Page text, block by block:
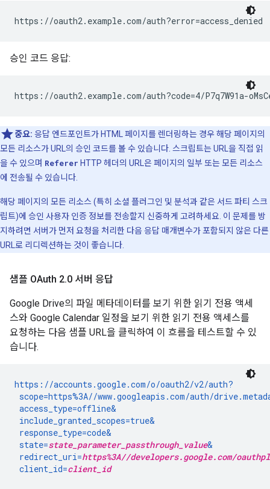
https://oauth2.example.com/auth?error=access_denied
승인 코드 응답:
https://oauth2.example.com/auth?code=4/P7q7W91a-
중요: 응답 엔드포인트가 HTML 페이지를 렌더링하는 경우 해당 페이지의
모든 리소스가 URL의 승인 코드를 볼 수 있습니다. 스크립트는 URL을 직접 읽
을 수 있으며 Referer HTTP 헤더의 URL은 페이지의 일부 또는 모든 리소스
에 전송될 수 있습니다.
해당 페이지의 모든 리소스 (특히 소셜 플러그인 및 분석과 같은 서드 파티 스크
립트)에 승인 사용자 인증 정보를 전송할지 신중하게 고려하세요. 이 문제를 방
지하려면 서버가 먼저 요청을 처리한 다음 응답 매개변수가 포함되지 않은 다른
URL로 리디렉션하는 것이 좋습니다.
샘플 OAuth 2.0 서버 응답
Google Drive의 파일 메타데이터를 보기 위한 읽기 전용 액세
스와 Google Calendar 일정을 보기 위한 읽기 전용 액세스를
요청하는 다음 샘플 URL을 클릭하여 이 흐름을 테스트할 수 있
습니다.
https://accounts.google.com/o/oauth2/v2/auth?
scope=https%3A//www.googleapis.com/auth/
access_type=offline&
include_granted_scopes=true&
response_type=code&
state=state_parameter_passthrough_value&
redirect_uri=https%3A//developers.google.com/
client_id=client_id